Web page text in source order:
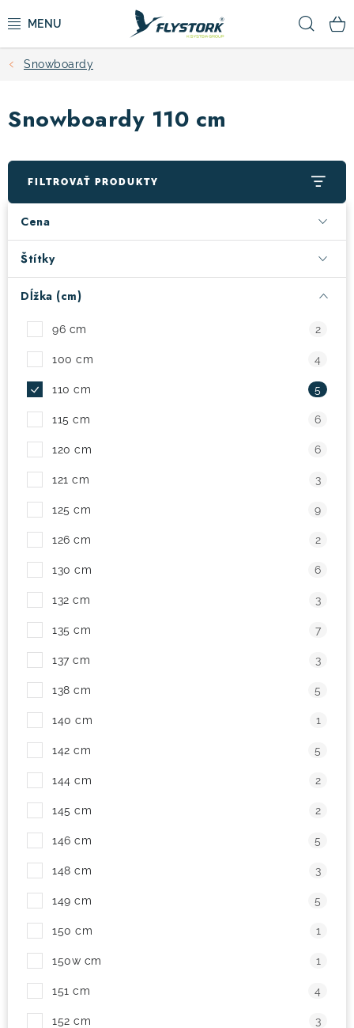
na
CYKLISTIKA
ZIMNÉ ŠPORTY
KOLOBEŽKY
OBLEČENIE A TOPÁNKY
CAMPING
VÝPREDAJ
! Akcie ! Obchodné podmienky
Doprava a platba
Moja objednávka
Snowboardy
Snowboardy 110 cm
FILTROVAŤ PRODUKTY
Cena
Štítky
Dĺžka (cm)
96 cm 2
100 cm 4
110 cm 5
115 cm 6
120 cm 6
121 cm 3
125 cm 9
126 cm 2
130 cm 6
132 cm 3
135 cm 7
137 cm 3
138 cm 5
140 cm 1
142 cm 5
144 cm 2
145 cm 2
146 cm 5
148 cm 3
149 cm 5
150 cm 1
150w cm 1
151 cm 4
152 cm 3